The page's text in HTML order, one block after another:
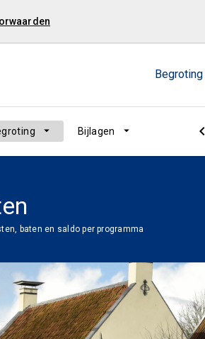
Begroting
Bijlagen
baten en saldo per programma